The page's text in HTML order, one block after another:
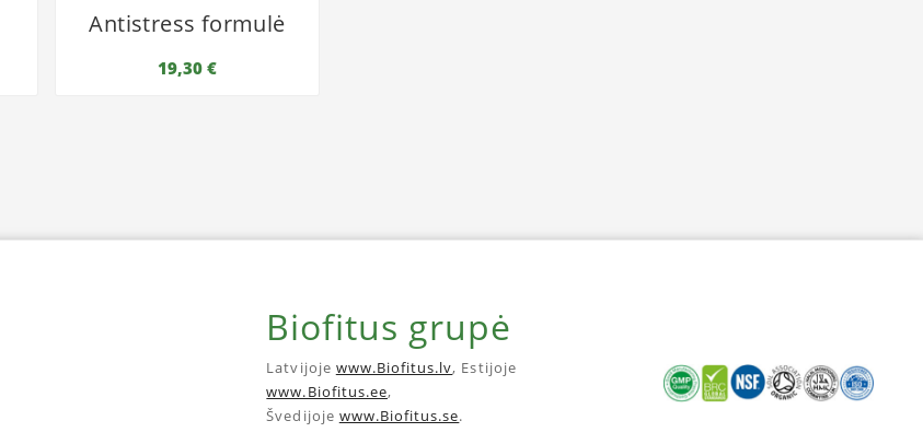
Antistress formulė
19,30 €
Biofitus grupė
Latvijoje www.Biofitus.lv, Estijoje
www.Biofitus.ee,
Švedijoje www.Biofitus.se.